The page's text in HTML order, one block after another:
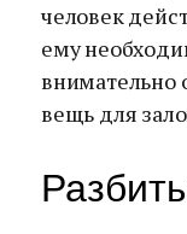
человек
ему
внимательно
вещь для